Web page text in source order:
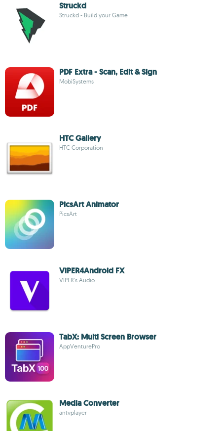
Struckd
Struckd - Build your Game
PDF Extra - Scan, Edit & Sign
MobiSystems
HTC Gallery
HTC Corporation
PicsArt Animator
PicsArt
ViPER4Android FX
VIPER's Audio
TabX: Multi Screen Browser
AppVenturePro
Media Converter
antvplayer